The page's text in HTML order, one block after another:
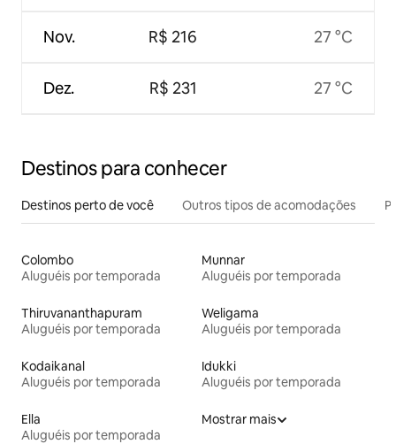
Nov.
Dez.
R$ 216
R$ 231
27 °C
27 °C
Destinos para conhecer
Destinos perto de você Outros tipos de acomodações
Colombo
Aluguéis por temporada
Munnar
Aluguéis por temporada
Thiruvananthapuram
Aluguéis por temporada
Weligama
Aluguéis por temporada
Kodaikanal
Aluguéis por temporada
Idukki
Aluguéis por temporada
Ella
Aluguéis por temporada
Mostrar mais